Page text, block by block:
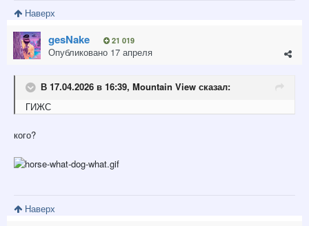
Наверх
gesNake 21 019
Опубликовано 17 апреля
В 17.04.2026 в 16:39, Mountain View сказал:
ГИЖС
кого?
Наверх